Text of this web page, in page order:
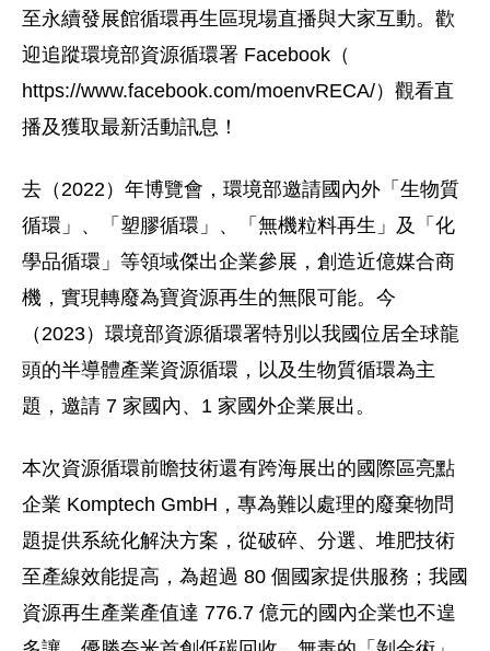
至永續發展館循環再生區現場直播與大家互動。歡
迎追蹤環境部資源循環署 Facebook（
https://www.facebook.com/moenvRECA/）觀看直
播及獲取最新活動訊息！
去（2022）年博覽會，環境部邀請國內外「生物質
循環」、「塑膠循環」、「無機粒料再生」及「化
學品循環」等領域傑出企業參展，創造近億媒合商
機，實現轉廢為寶資源再生的無限可能。今
（2023）環境部資源循環署特別以我國位居全球龍
頭的半導體產業資源循環，以及生物質循環為主
題，邀請 7 家國內、1 家國外企業展出。
本次資源循環前瞻技術還有跨海展出的國際區亮點
企業 Komptech GmbH，專為難以處理的廢棄物問
題提供系統化解決方案，從破碎、分選、堆肥技術
至產線效能提高，為超過 80 個國家提供服務；我國
資源再生產業產值達 776.7 億元的國內企業也不遑